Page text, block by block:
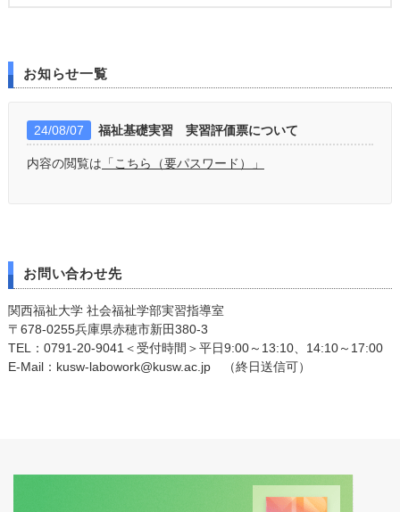
お知らせ一覧
24/08/07 福祉基礎実習 実習評価票について
内容の閲覧は 「こちら（要パスワード）」
お問い合わせ先
関西福祉大学 社会福祉学部実習指導室
〒678-0255兵庫県赤穂市新田380-3
TEL：0791-20-9041＜受付時間＞平日9:00～13:10、14:10～17:00
E-Mail：kusw-labowork@kusw.ac.jp （終日送信可）